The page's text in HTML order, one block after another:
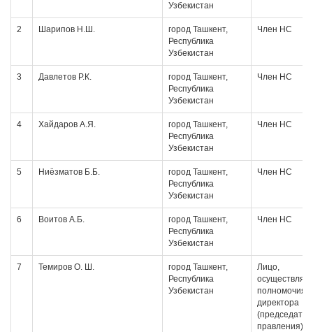
Узбекистан
2 Шарипов Н.Ш.
город Ташкент,
Республика
Узбекистан
Член НС
3 Давлетов Р.К.
город Ташкент,
Республика
Узбекистан
Член НС
4 Хайдаров А.Я.
город Ташкент,
Республика
Узбекистан
Член НС
5 Ниёзматов Б.Б.
город Ташкент,
Республика
Узбекистан
Член НС
6 Воитов А.Б.
город Ташкент,
Республика
Узбекистан
Член НС
7 Темиров О. Ш.
город Ташкент,
Республика
Узбекистан
Лицо,
полномочия
директора
правления)